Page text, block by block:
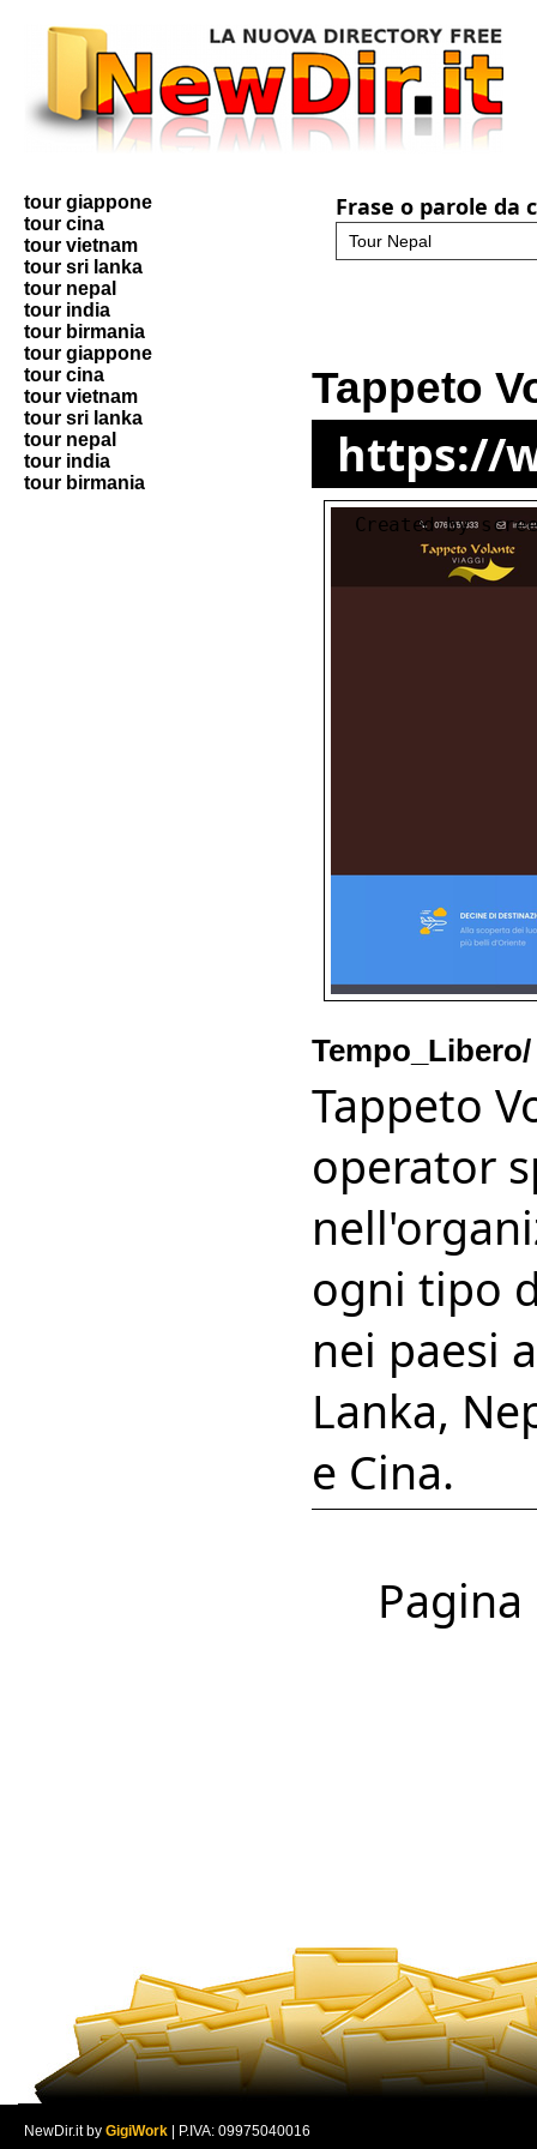
tour giappone
tour cina
tour vietnam
tour sri lanka
tour nepal
tour india
tour birmania
tour giappone
tour cina
tour vietnam
tour sri lanka
tour nepal
tour india
tour birmania
Frase o parole da
Tappeto
https://
Tappeto
operator
ogni tipo
nei paesi
Lanka,
e Cina.
NewDir.it by GigiWork | P.IVA: 09975040016